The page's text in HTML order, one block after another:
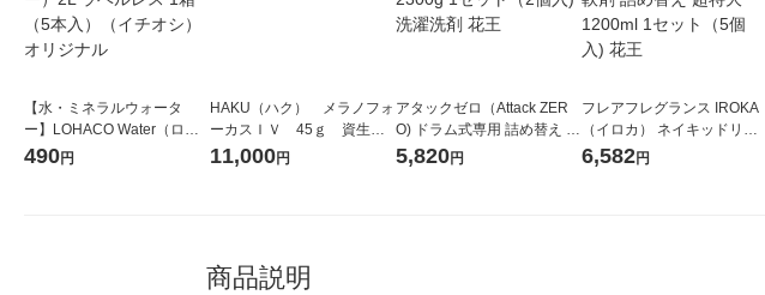
【水・ミネラルウォータ
ー】LOHACO Water（ロハ
コウォーター）2L ラベルレ
490円
HAKU（ハク） メラノフォ
ーカスＩＶ 45ｇ 資生
堂 おまけ付き
11,000円
アタックゼロ（Attack ZER
O) ドラム式専用 詰め替え メ
ガジャンボ 2300g 1セット
5,820円
フレアフレグランス IROKA
（イロカ） ネイキッドリリ
ーの香り 柔軟剤 詰め替え 超
6,582円
商品説明